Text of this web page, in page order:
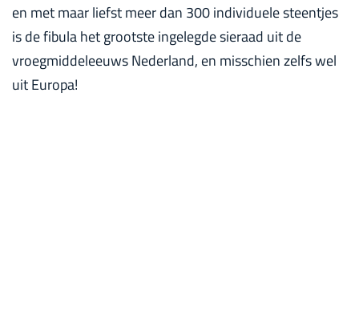
en met maar liefst meer dan 300 individuele steentjes
is de fibula het grootste ingelegde sieraad uit de
vroegmiddeleeuws Nederland, en misschien zelfs wel
uit Europa!